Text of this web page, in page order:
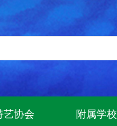
艺协会 附属学校